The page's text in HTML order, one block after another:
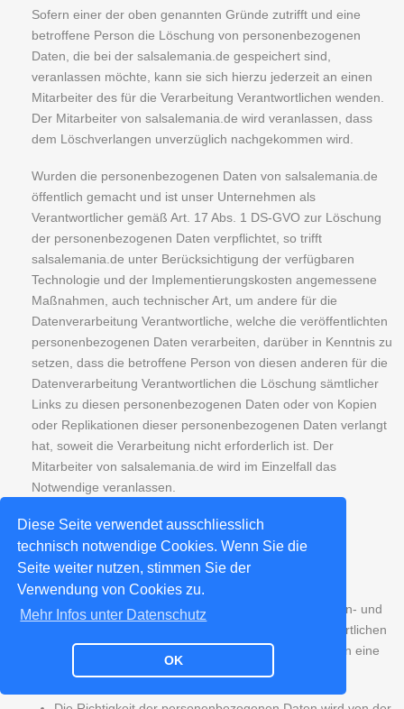
Diese Seite verwendet ausschliesslich
technisch notwendige Cookies. Wenn Sie die
Seite weiter nutzen, stimmen Sie der
Verwendung von Cookies zu.
Mehr Infos unter Datenschutz
OK
Sofern einer der oben genannten Gründe zutrifft und eine
betroffene Person die Löschung von personenbezogenen
Daten, die bei der salsalemania.de gespeichert sind,
veranlassen möchte, kann sie sich hierzu jederzeit an einen
Mitarbeiter des für die Verarbeitung Verantwortlichen wenden.
Der Mitarbeiter von salsalemania.de wird veranlassen, dass
dem Löschverlangen unverzüglich nachgekommen wird.
Wurden die personenbezogenen Daten von salsalemania.de
öffentlich gemacht und ist unser Unternehmen als
Verantwortlicher gemäß Art. 17 Abs. 1 DS-GVO zur Löschung
der personenbezogenen Daten verpflichtet, so trifft
salsalemania.de unter Berücksichtigung der verfügbaren
Technologie und der Implementierungskosten angemessene
Maßnahmen, auch technischer Art, um andere für die
Datenverarbeitung Verantwortliche, welche die veröffentlichten
personenbezogenen Daten verarbeiten, darüber in Kenntnis zu
setzen, dass die betroffene Person von diesen anderen für die
Datenverarbeitung Verantwortlichen die Löschung sämtlicher
Links zu diesen personenbezogenen Daten oder von Kopien
oder Replikationen dieser personenbezogenen Daten verlangt
hat, soweit die Verarbeitung nicht erforderlich ist. Der
Mitarbeiter von salsalemania.de wird im Einzelfall das
Notwendige veranlassen.
e) Recht auf Einschränkung der
Verarbeitung
Jede von der Verarbeitung personenbezogener Daten
betroffene Person hat das vom Europäischen Richtlinien- und
Verordnungsgeber gewährte Recht, von dem Verantwortlichen
die Einschränkung der Verarbeitung zu verlangen, wenn eine
der folgenden Voraussetzungen gegeben ist: